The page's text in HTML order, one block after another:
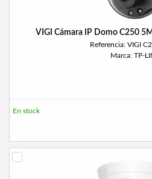
VIGI Cámara IP Domo C250
Referencia: VIGI
Marca: TP-
En stock